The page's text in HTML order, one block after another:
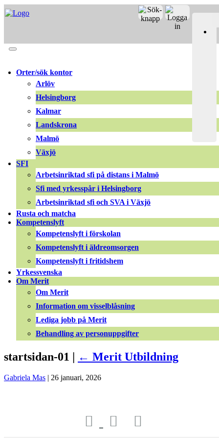
Fronter
Orter/sök kontor
Arlöv
Helsingborg
Kalmar
Landskrona
Malmö
Växjö
SFI
Arbetsinriktad sfi på distans i Malmö
Sfi med yrkesspår i Helsingborg
Arbetsinriktad sfi och SVA i Växjö
Rusta och matcha
Kompetenslyft
Kompetenslyft i förskolan
Kompetenslyft i äldreomsorgen
Kompetenslyft i fritidshem
Yrkessvenska
Om Merit
Om Merit
Information om visselblåsning
Lediga jobb på Merit
Behandling av personuppgifter
startsidan-01 | ← Merit Utbildning
Gabriela Mas | 26 januari, 2026